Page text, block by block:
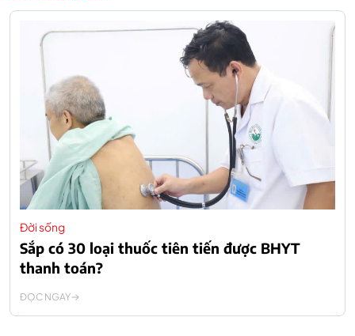
Đời sống
Sắp có 30 loại thuốc tiên tiến được BHYT
thanh toán?
ĐỌC NGAY